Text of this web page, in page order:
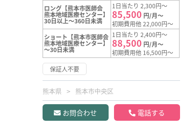
ロング【熊本市医師会
熊本地域医療センター】
30日以上～360日未満
1日当たり 2,300円～
85,500 円/月～
初期費用他 22,000円～
ショート【熊本市医師会
熊本地域医療センター】
～30日未満
1日当たり 2,400円～
88,500 円/月～
初期費用他 16,500円～
保証人不要
熊本県 熊本市中央区
お問合わせ 電話する